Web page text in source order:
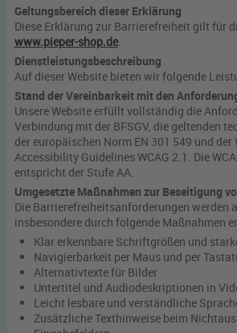
Geltungsbereich dieser Erklärung
Diese Erklärung zur Barrierefreiheit gilt für
www.pieper-shop.de.
Dienstleistungsbeschreibung
Auf dieser Website bieten wir folgende
Stand der Vereinbarkeit mit den
Unsere Website erfüllt vollständig die
Verbindung mit der BFSGV, die geltenden
der europäischen Norm EN 301 549 und der
Accessibility Guidelines WCAG 2.1. Die
entspricht der Stufe AA.
Umgesetzte Maßnahmen zur Beseitigung
Die Barrierefreiheitsanforderungen werden
insbesondere durch folgende Maßnahmen
Klar erkennbare Schriftgrößen und
Navigierbarkeit per Maus und per
Alternativtexte für Bilder
Untertitel und Audiodeskriptionen in
Leicht lesbare und verständliche
Zusätzliche Texthinweise beim